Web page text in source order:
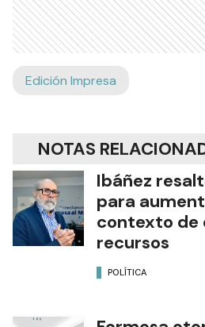
Edición Impresa
NOTAS
Ibáñez
para
contexto de
recursos
POLÍTICA